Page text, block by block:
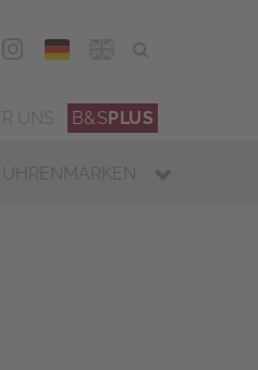
DEU
B&SPLUS
UHRENMARKEN